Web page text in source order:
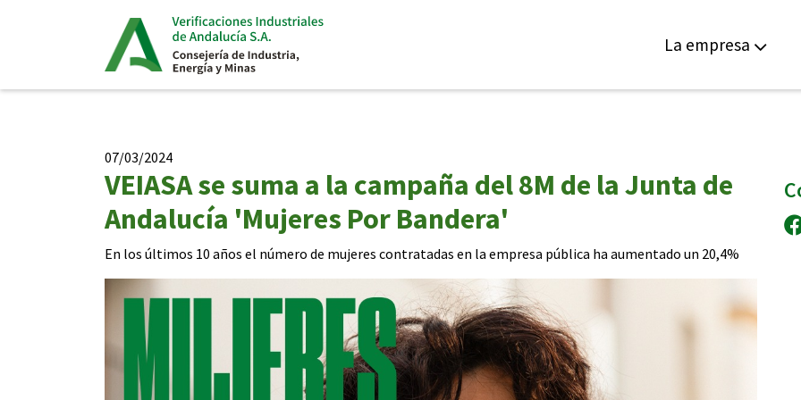
La empresa
07/03/2024
VEIASA se suma a la campaña del 8M de la Junta de
Andalucía 'Mujeres Por Bandera'
En los últimos 10 años el número de mujeres contratadas en la empresa pública ha aumentado un 20,4%